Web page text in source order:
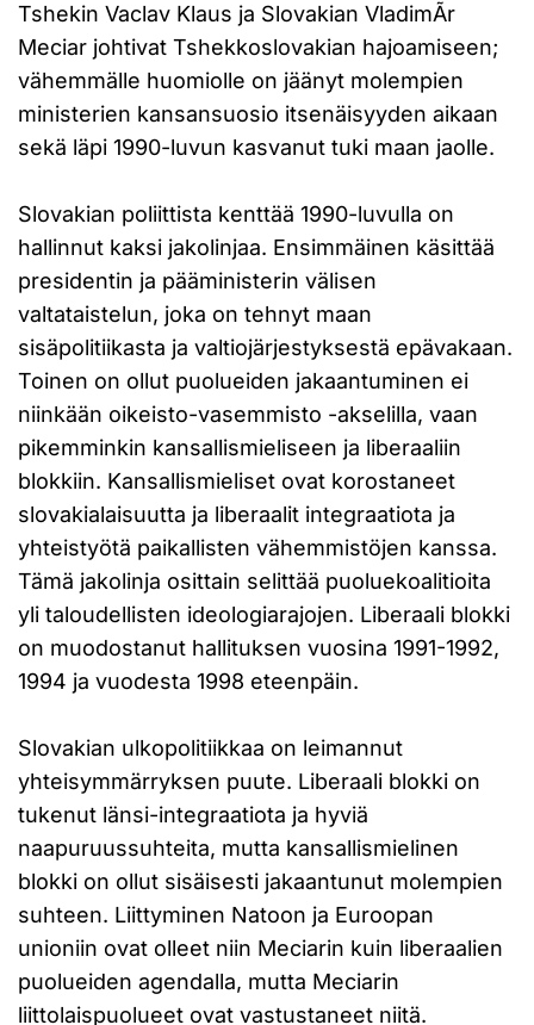
Tshekin Vaclav Klaus ja Slovakian VladimÃ­r
Meciar johtivat Tshekkoslovakian hajoamiseen;
vähemmälle huomiolle on jäänyt molempien
ministerien kansansuosio itsenäisyyden aikaan
sekä läpi 1990-luvun kasvanut tuki maan jaolle.
Slovakian poliittista kenttää 1990-luvulla on
hallinnut kaksi jakolinjaa. Ensimmäinen käsittää
presidentin ja pääministerin välisen
valtataistelun, joka on tehnyt maan
sisäpolitiikasta ja valtiojärjestyksestä epävakaan.
Toinen on ollut puolueiden jakaantuminen ei
niinkään oikeisto-vasemmisto -akselilla, vaan
pikemminkin kansallismieliseen ja liberaaliin
blokkiin. Kansallismieliset ovat korostaneet
slovakialaisuutta ja liberaalit integraatiota ja
yhteistyötä paikallisten vähemmistöjen kanssa.
Tämä jakolinja osittain selittää puoluekoalitioita
yli taloudellisten ideologiarajojen. Liberaali blokki
on muodostanut hallituksen vuosina 1991-1992,
1994 ja vuodesta 1998 eteenpäin.
Slovakian ulkopolitiikkaa on leimannut
yhteisymmärryksen puute. Liberaali blokki on
tukenut länsi-integraatiota ja hyviä
naapuruussuhteita, mutta kansallismielinen
blokki on ollut sisäisesti jakaantunut molempien
suhteen. Liittyminen Natoon ja Euroopan
unioniin ovat olleet niin Meciarin kuin liberaalien
puolueiden agendalla, mutta Meciarin
liittolaispuolueet ovat vastustaneet niitä.